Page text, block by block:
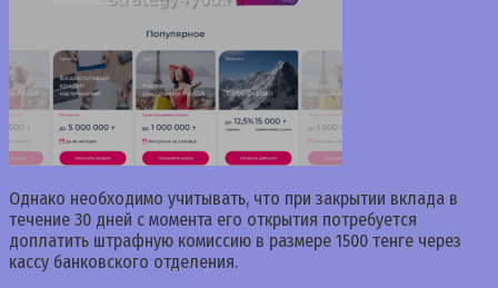
Однако необходимо учитывать, что при закрытии вклада в
течение 30 дней с момента его открытия потребуется
доплатить штрафную комиссию в размере 1500 тенге через
кассу банковского отделения.